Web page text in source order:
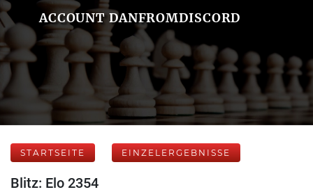
ACCOUNT DANFROMDISCORD
STARTSEITE EINZELERGEBNISSE
Blitz: Elo 2354